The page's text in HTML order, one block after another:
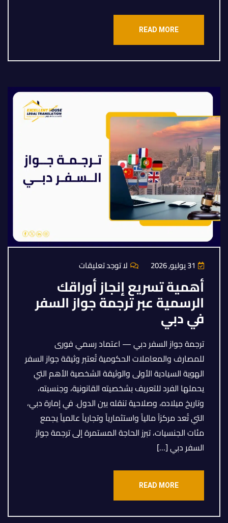
READ MORE
لا توجد تعليقات
أهمية تسريع إنجاز أوراقك
الرسمية عبر ترجمة جواز السفر
في دبي
ترجمة جواز السفر دبي — اعتماد رسمي فورى
للمصارف والمعاملات الحكومية تُعتبر وثيقة جواز السفر
الهوية السيادية الأولى والوثيقة الشخصية الأهم التي
يحملها الفرد للتعريف بشخصيته القانونية، وجنسيته،
وتاريخ ميلاده، وصلاحية تنقله بين الدول. في إمارة دبي،
التي تُعد مركزاً مالياً واستثمارياً وتجارياً عالمياً يجمع
مئات الجنسيات، تبرز الحاجة المستمرة إلى ترجمة جواز
السفر دبي […]
READ MORE